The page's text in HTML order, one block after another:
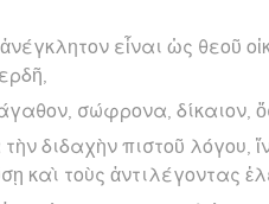
εἶναι ὡς θεοῦ
σώφρονα, δίκαιον,
διδαχὴν πιστοῦ λόγου,
καὶ τοὺς ἀντιλέγοντας